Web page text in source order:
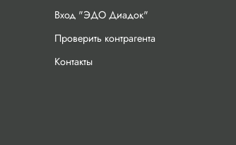
Вход "ЭДО Диадок"
Проверить контрагента
Контакты